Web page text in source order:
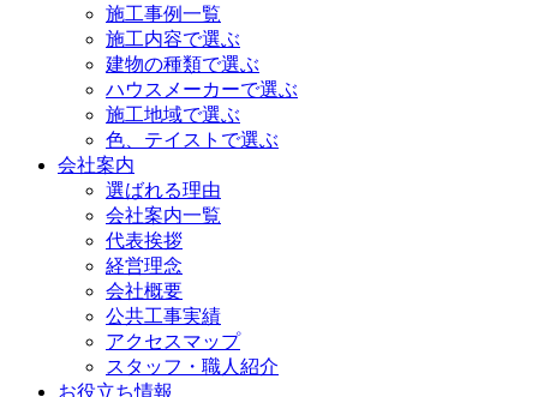
施工事例一覧
施工内容で選ぶ
建物の種類で選ぶ
ハウスメーカーで選ぶ
施工地域で選ぶ
色、テイストで選ぶ
会社案内
選ばれる理由
会社案内一覧
代表挨拶
経営理念
会社概要
公共工事実績
アクセスマップ
スタッフ・職人紹介
お役立ち情報